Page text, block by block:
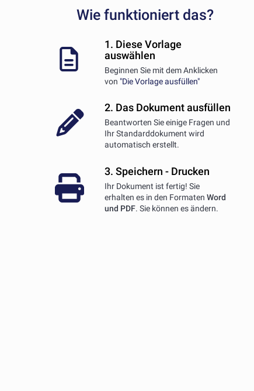
Wie funktioniert das?
1. Diese Vorlage
auswählen
Beginnen Sie mit dem Anklicken
von "Die Vorlage ausfüllen"
2. Das Dokument ausfüllen
Beantworten Sie einige Fragen und
Ihr Standarddokument wird
automatisch erstellt.
3. Speichern - Drucken
Ihr Dokument ist fertig! Sie
erhalten es in den Formaten Word
und PDF. Sie können es ändern.